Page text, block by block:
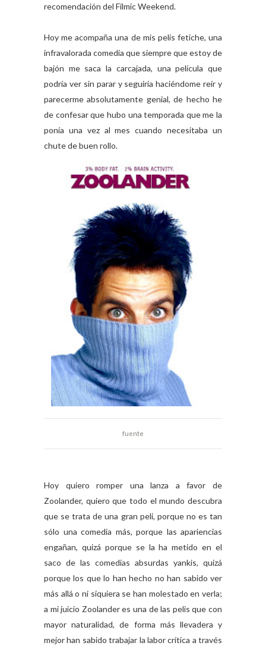
recomendación del Filmic Weekend.
Hoy me acompaña una de mis pelis fetiche, una
infravalorada comedia que siempre que estoy de
bajón me saca la carcajada, una película que
podría ver sin parar y seguiría haciéndome reír y
parecerme absolutamente genial, de hecho he
de confesar que hubo una temporada que me la
ponía una vez al mes cuando necesitaba un
chute de buen rollo.
fuente
Hoy quiero romper una lanza a favor de
Zoolander, quiero que todo el mundo descubra
que se trata de una gran peli, porque no es tan
sólo una comedia más, porque las apariencias
engañan, quizá porque se la ha metido en el
saco de las comedias absurdas yankis, quizá
porque los que lo han hecho no han sabido ver
más allá o ni siquiera se han molestado en verla;
a mi juicio Zoolander es una de las pelis que con
mayor naturalidad, de forma más llevadera y
mejor han sabido trabajar la labor crítica a través